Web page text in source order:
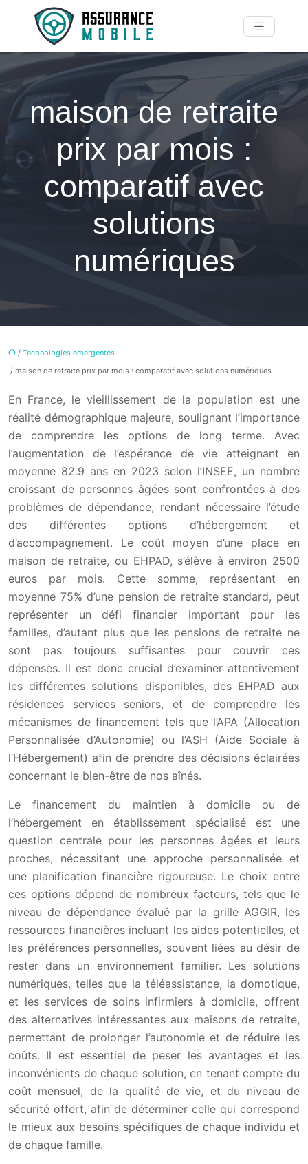
maison de retraite
prix par mois :
comparatif avec
solutions
numériques
/ Technologies emergentes
/ maison de retraite prix par mois : comparatif avec solutions numériques
En France, le vieillissement de la population est une
réalité démographique majeure, soulignant l’importance
de comprendre les options de long terme. Avec
l’augmentation de l’espérance de vie atteignant en
moyenne 82.9 ans en 2023 selon l’INSEE, un nombre
croissant de personnes âgées sont confrontées à des
problèmes de dépendance, rendant nécessaire l’étude
des différentes options d’hébergement et
d’accompagnement. Le coût moyen d’une place en
maison de retraite, ou EHPAD, s’élève à environ 2500
euros par mois. Cette somme, représentant en
moyenne 75% d’une pension de retraite standard, peut
représenter un défi financier important pour les
familles, d’autant plus que les pensions de retraite ne
sont pas toujours suffisantes pour couvrir ces
dépenses. Il est donc crucial d’examiner attentivement
les différentes solutions disponibles, des EHPAD aux
résidences services seniors, et de comprendre les
mécanismes de financement tels que l’APA (Allocation
Personnalisée d’Autonomie) ou l’ASH (Aide Sociale à
l’Hébergement) afin de prendre des décisions éclairées
concernant le bien-être de nos aînés.
Le financement du maintien à domicile ou de
l’hébergement en établissement spécialisé est une
question centrale pour les personnes âgées et leurs
proches, nécessitant une approche personnalisée et
une planification financière rigoureuse. Le choix entre
ces options dépend de nombreux facteurs, tels que le
niveau de dépendance évalué par la grille AGGIR, les
ressources financières incluant les aides potentielles, et
les préférences personnelles, souvent liées au désir de
rester dans un environnement familier. Les solutions
numériques, telles que la téléassistance, la domotique,
et les services de soins infirmiers à domicile, offrent
des alternatives intéressantes aux maisons de retraite,
permettant de prolonger l’autonomie et de réduire les
coûts. Il est essentiel de peser les avantages et les
inconvénients de chaque solution, en tenant compte du
coût mensuel, de la qualité de vie, et du niveau de
sécurité offert, afin de déterminer celle qui correspond
le mieux aux besoins spécifiques de chaque individu et
de chaque famille.